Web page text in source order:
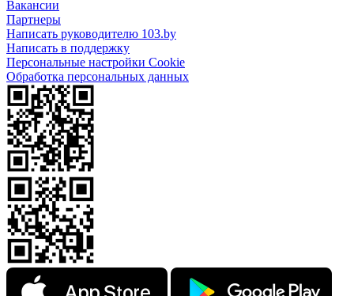
Вакансии
Партнеры
Написать руководителю 103.by
Написать в поддержку
Персональные настройки Cookie
Обработка персональных данных